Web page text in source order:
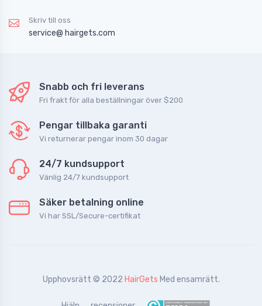
Skriv till oss
service@ hairgets.com
Snabb och fri leverans
Fri frakt för alla beställningar över $200
Pengar tillbaka garanti
Vi returnerar pengar inom 30 dagar
24/7 kundsupport
Vänlig 24/7 kundsupport
Säker betalning online
Vi har SSL/Secure-certifikat
Upphovsrätt © 2022 HairGets Med ensamrätt.